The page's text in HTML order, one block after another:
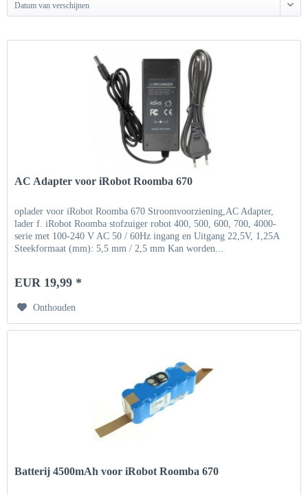
Datum van verschijnen
AC Adapter voor iRobot Roomba 670
oplader voor iRobot Roomba 670 Stroomvoorziening,AC Adapter,
lader f. iRobot Roomba stofzuiger robot 400, 500, 600, 700, 4000-
serie met 100-240 V AC 50 / 60Hz ingang en Uitgang 22,5V, 1,25A
Steekformaat (mm): 5,5 mm / 2,5 mm Kan worden...
EUR 19,99 *
Onthouden
Batterij 4500mAh voor iRobot Roomba 670